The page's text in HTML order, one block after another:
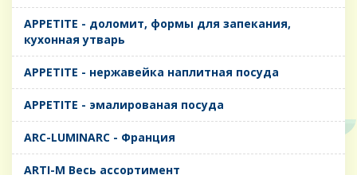
APPETITE - доломит, формы для запекания,
кухонная утварь
APPETITE - нержавейка наплитная посуда
APPETITE - эмалированая посуда
ARC-LUMINARC - Франция
ARTI-M Весь ассортимент